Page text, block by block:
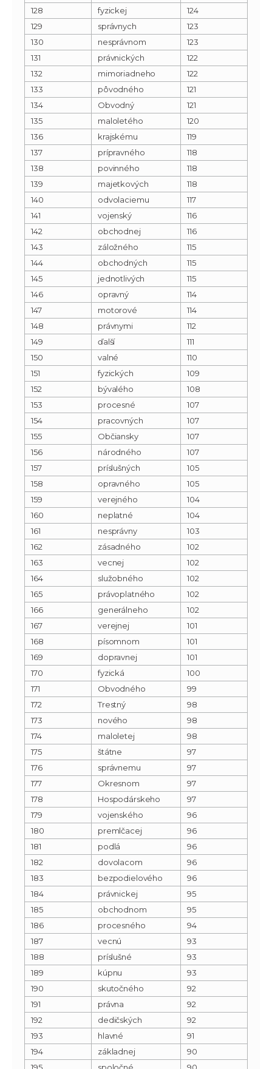
128
fyzickej
124
129
správnych
123
130
nesprávnom
123
131
právnických
122
132
mimoriadneho
122
133
pôvodného
121
134
Obvodný
121
135
maloletého
120
136
krajskému
119
137
prípravného
118
138
povinného
118
139
majetkových
118
140
odvolaciemu
117
141
vojenský
116
142
obchodnej
116
143
záložného
115
144
obchodných
115
145
jednotlivých
115
146
opravný
114
147
motorové
114
148
právnymi
112
149
ďalší
111
150
valné
110
151
fyzických
109
152
bývalého
108
153
procesné
107
154
pracovných
107
155
Občiansky
107
156
národného
107
157
príslušných
105
158
opravného
105
159
verejného
104
160
neplatné
104
161
nesprávny
103
162
zásadného
102
163
vecnej
102
164
služobného
102
165
právoplatného
102
166
generálneho
102
167
verejnej
101
168
písomnom
101
169
dopravnej
101
170
fyzická
100
171
Obvodného
99
172
Trestný
98
173
nového
98
174
maloletej
98
175
štátne
97
176
správnemu
97
177
Okresnom
97
178
Hospodárskeho
97
179
vojenského
96
180
premlčacej
96
181
podlá
96
182
dovolacom
96
183
bezpodielového
96
184
právnickej
95
185
obchodnom
95
186
procesného
94
187
vecnú
93
188
príslušné
93
189
kúpnu
93
190
skutočného
92
191
právna
92
192
dedičských
92
193
hlavné
91
194
základnej
90
195
spoločné 90